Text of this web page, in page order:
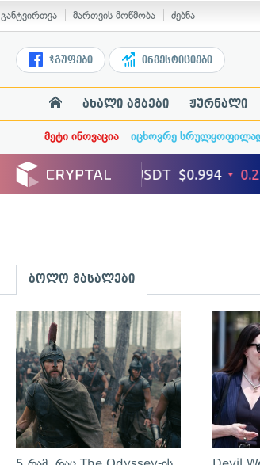
განტვირთვა მართვის მოწმობა ძებნა
ჯგუფები ინვესტიციები
ახალი ამბები ჟურნალი
მეტი ინოვაცია იცხოვრე
ბოლო მასალები
გადახედვა